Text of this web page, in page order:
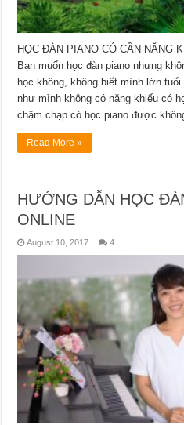
HỌC ĐÀN PIANO CÓ CẦN NĂNG
Bạn muốn học đàn piano nhưng
học không, không biết mình lớn
như mình không có năng khiếu có
chậm chạp có học piano được
Read More »
HƯỚNG DẪN HỌC
ONLINE
August 10, 2017 4